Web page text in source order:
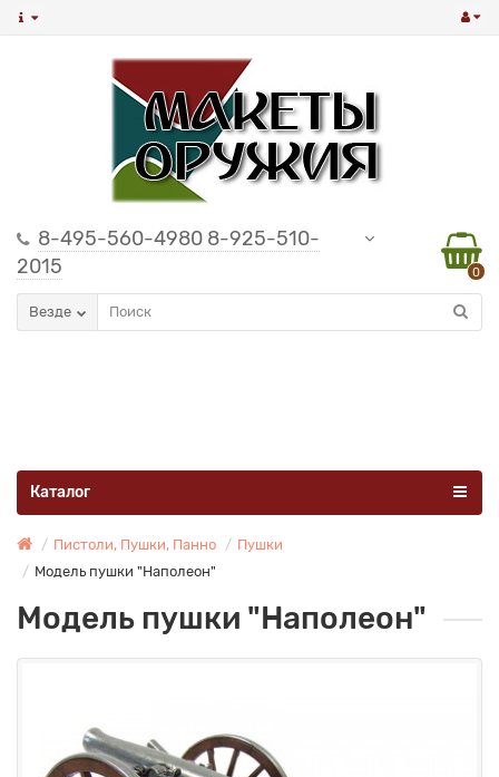
8-495-560-4980 8-925-510-
2015
0
Везде
Каталог
Пистоли, Пушки, Панно
Пушки
Модель пушки "Наполеон"
Модель пушки "Наполеон"